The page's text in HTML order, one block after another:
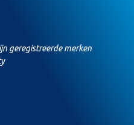
geregistreerde merken